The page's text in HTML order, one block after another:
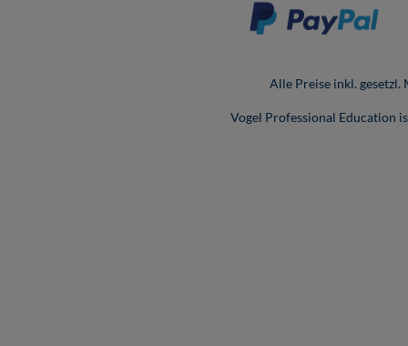
Alle Preise inkl.
Vogel Professional Education